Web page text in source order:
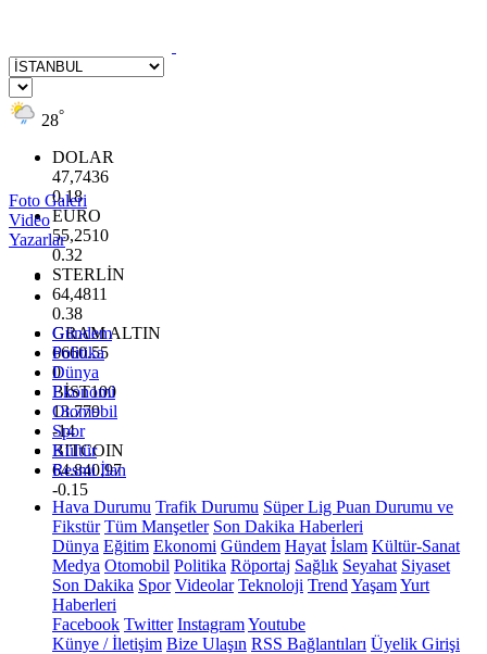
28°
DOLAR
47,7436
0.18
EURO
55,2510
0.32
STERLİN
64,4811
0.38
GRAM ALTIN
6660.55
0
BİST100
13.779
-14
BITCOIN
64.840,97
-0.15
Foto Galeri
Video
Yazarlar
Gündem
Politika
Dünya
Ekonomi
Otomobil
Spor
Kültür
Resmi İlan
Hava Durumu Trafik Durumu Süper Lig Puan Durumu ve
Fikstür Tüm Manşetler Son Dakika Haberleri
Dünya Eğitim Ekonomi Gündem Hayat İslam Kültür-Sanat
Medya Otomobil Politika Röportaj Sağlık Seyahat Siyaset
Son Dakika Spor Videolar Teknoloji Trend YaşamYurt
Haberleri
Facebook Twitter InstagramYoutube
Künye / İletişim Bize Ulaşın RSS Bağlantıları Üyelik Girişi